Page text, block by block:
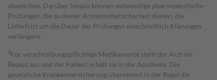
abweichen. Darüber hinaus können notwendige pharmazeutische
Prüfungen, die zu deiner Arzneimittelsicherheit dienen, die
Lieferfrist um die Dauer der Prüfungen einschließlich Klärungen
verlängern.
4Für verschreibungspflichtige Medikamente stellt der Arzt ein
Rezept aus und der Patient erhält sie in der Apotheke. Die
gesetzliche Krankenversicherung übernimmt in der Regel die